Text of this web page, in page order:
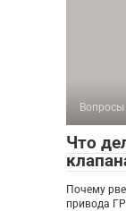
Что
Почему
привода